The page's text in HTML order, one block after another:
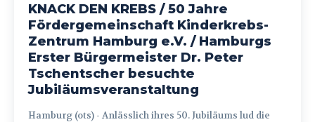
KNACK DEN KREBS / 50 Jahre
Fördergemeinschaft Kinderkrebs-
Zentrum Hamburg e.V. / Hamburgs
Erster Bürgermeister Dr. Peter
Tschentscher besuchte
Jubiläumsveranstaltung
Hamburg (ots) - Anlässlich ihres 50. Jubiläums lud die